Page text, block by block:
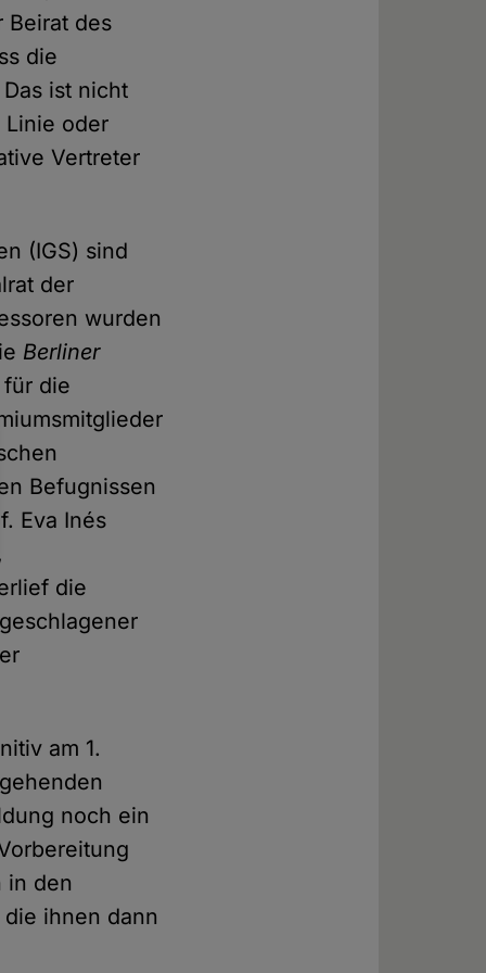
Beirat des
die
ist nicht
Linie oder
Vertreter
(IGS) sind
der
wurden
Berliner
die
Befugnissen
Eva Inés
die
am 1.
noch ein
in den
ihnen dann